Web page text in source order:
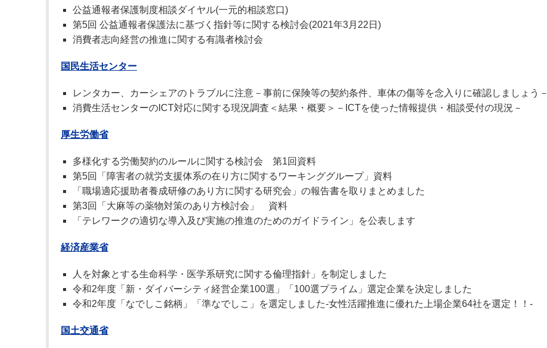
公益通報者保護制度相談ダイヤル(一元的相談窓口)
第5回 公益通報者保護法に基づく指針等に関する検討会(2021年3月22日)
消費者志向経営の推進に関する有識者検討会
国民生活センター
レンタカー、カーシェアのトラブルに注意－事前に保険等の契約条件、車体の傷等を念入りに確認しましょう－
消費生活センターのICT対応に関する現況調査＜結果・概要＞－ICTを使った情報提供・相談受付の現況－
厚生労働省
多様化する労働契約のルールに関する検討会 第1回資料
第5回「障害者の就労支援体系の在り方に関するワーキンググループ」資料
「職場適応援助者養成研修のあり方に関する研究会」の報告書を取りまとめました
第3回「大麻等の薬物対策のあり方検討会」 資料
「テレワークの適切な導入及び実施の推進のためのガイドライン」を公表します
経済産業省
人を対象とする生命科学・医学系研究に関する倫理指針」を制定しました
令和2年度「新・ダイバーシティ経営企業100選」「100選プライム」選定企業を決定しました
令和2年度「なでしこ銘柄」「準なでしこ」を選定しました-女性活躍推進に優れた上場企業64社を選定！！-
国土交通省